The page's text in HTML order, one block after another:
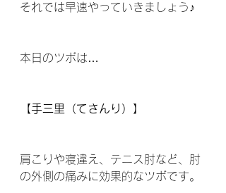
それでは早速やっていきましょう♪
本日のツボは…
【手三里（てさんり）】
肩こりや寝違え、テニス肘など、肘
の外側の痛みに効果的なツボです。